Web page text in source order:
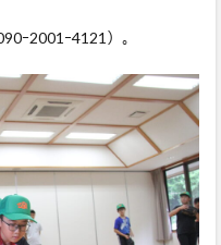
ｰ2001ｰ4121）。